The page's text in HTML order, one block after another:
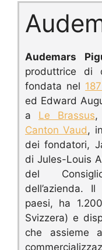
Audemars
produttrice di
fondata nel
ed Edward
a Le Brassus
Canton Vaud ,
dei fondatori,
di Jules-Louis
del
dell’azienda. Il
paesi, ha
Svizzera) e
che assieme